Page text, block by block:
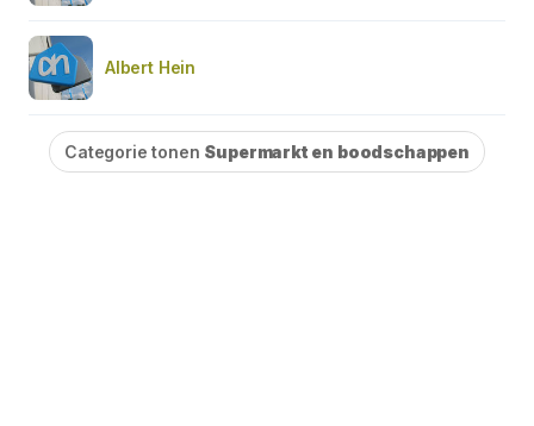
Albert Hein
Categorie tonen Supermarkt en boodschappen